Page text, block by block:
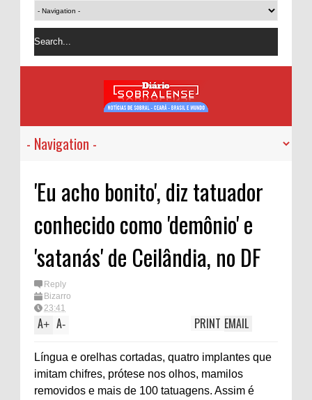
'Eu acho bonito', diz tatuador
conhecido como 'demônio' e
'satanás' de Ceilândia, no DF
Reply
Bizarro
23:41
A+ A- EMAIL
PRINT
Língua e orelhas cortadas, quatro implantes que
imitam chifres, prótese nos olhos, mamilos
removidos e mais de 100 tatuagens. Assim é